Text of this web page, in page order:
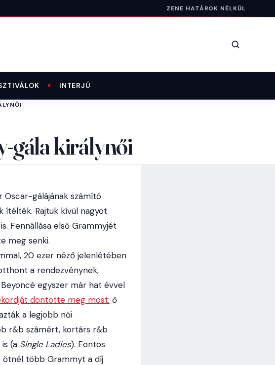
ZENE HATÁROK NÉLKÜL
Keresés
INTERJÚ
gála királynői
gálájának számító
ítélték. Rajtuk kívül nagyot
Fennállása első Grammyjét
meg senki.
20 ezer néző jelenlétében
a rendezvénynek,
egyszer már hat évvel
döntötte meg most: ő
a legjobb női
r&b számért, kortárs r&b
(a Single Ladies). Fontos
ötnél több Grammyt a díj